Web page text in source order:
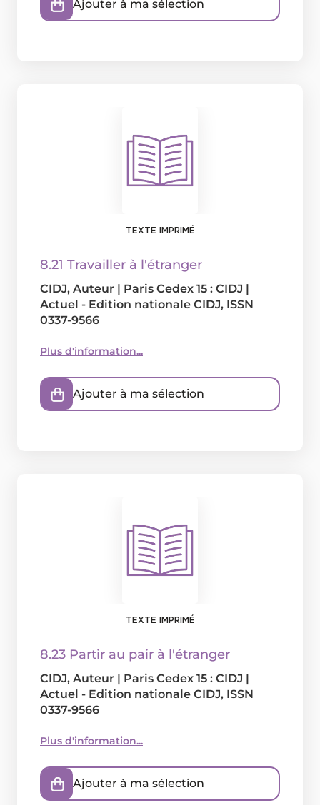
Ajouter à ma sélection
TEXTE IMPRIMÉ
8.21 Travailler à l'étranger
CIDJ, Auteur | Paris Cedex 15 : CIDJ |
Actuel - Edition nationale CIDJ, ISSN
0337-9566
Plus d'information...
Ajouter à ma sélection
TEXTE IMPRIMÉ
8.23 Partir au pair à l'étranger
CIDJ, Auteur | Paris Cedex 15 : CIDJ |
Actuel - Edition nationale CIDJ, ISSN
0337-9566
Plus d'information...
Ajouter à ma sélection